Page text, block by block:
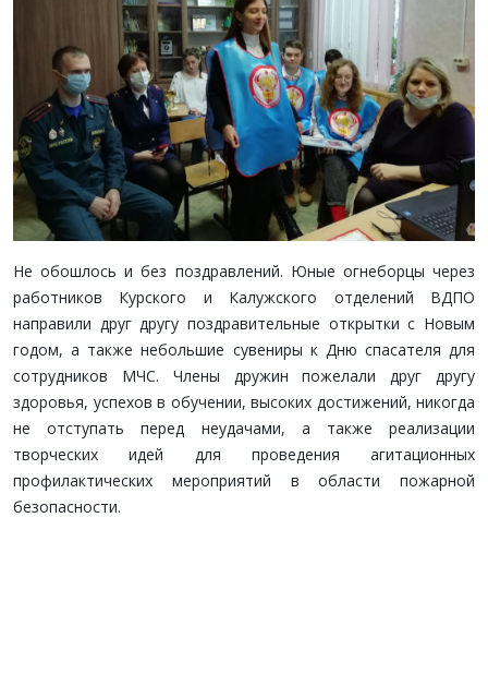
Не обошлось и без поздравлений. Юные огнеборцы через
работников Курского и Калужского отделений ВДПО
направили друг другу поздравительные открытки с Новым
годом, а также небольшие сувениры к Дню спасателя для
сотрудников МЧС. Члены дружин пожелали друг другу
здоровья, успехов в обучении, высоких достижений, никогда
не отступать перед неудачами, а также реализации
творческих идей для проведения агитационных
профилактических мероприятий в области пожарной
безопасности.